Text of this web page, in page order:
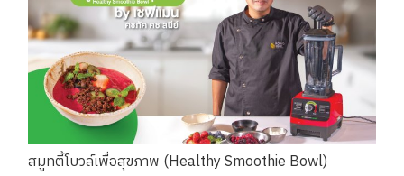
สมูทตี้โบวล์เพื่อสุขภาพ (Healthy Smoothie Bowl)